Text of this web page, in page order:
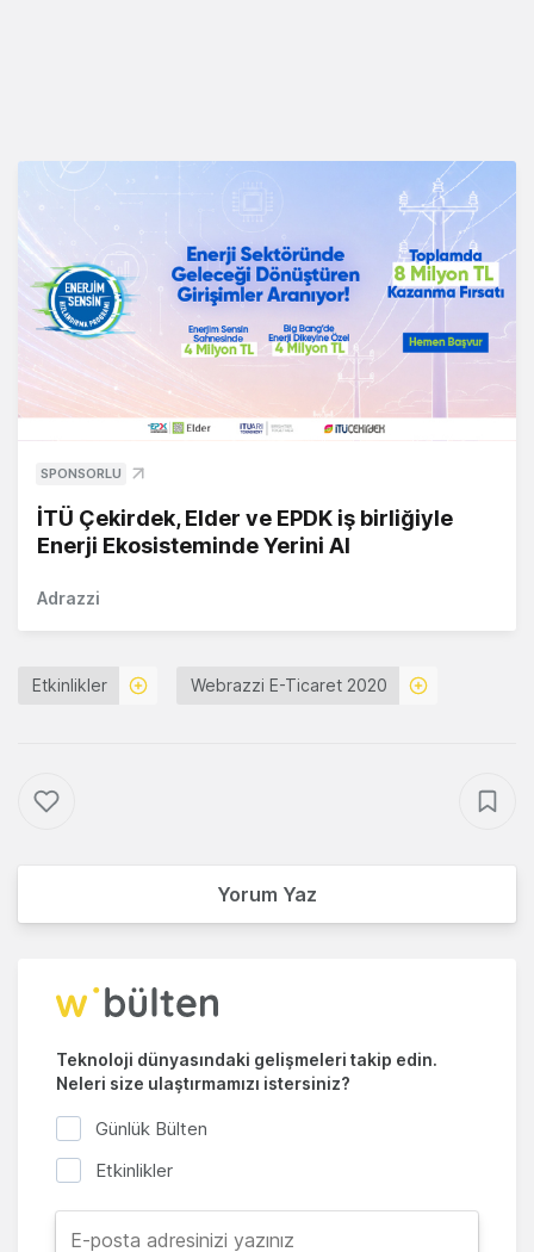
SPONSORLU
İTÜ Çekirdek, Elder ve EPDK iş birliğiyle
Enerji Ekosisteminde Yerini Al
Adrazzi
Etkinlikler Webrazzi E-Ticaret 2020
Yorum Yaz
Teknoloji dünyasındaki gelişmeleri takip edin.
Neleri size ulaştırmamızı istersiniz?
Günlük Bülten
Etkinlikler